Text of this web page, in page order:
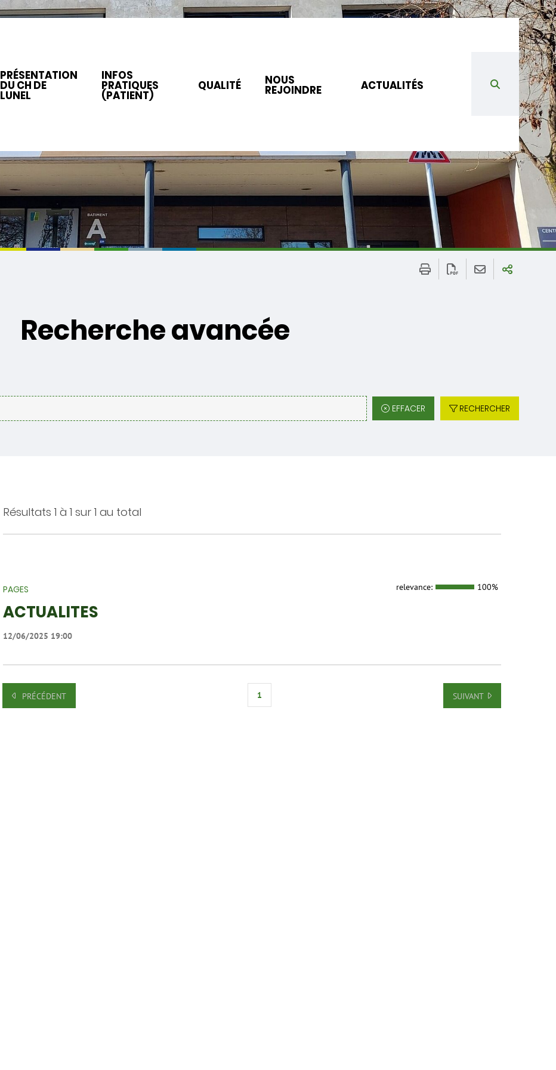
PRÉSENTATION
DU CH DE
LUNEL
INFOS
PRATIQUES
(PATIENT)
QUALITÉ NOUS
REJOINDRE ACTUALITÉS
Recherche avancée
EFFACER RECHERCHER
Résultats 1 à 1 sur 1 au total
PAGES relevance: 100%
ACTUALITES
12/06/2025 19:00
PRÉCÉDENT 1 SUIVANT